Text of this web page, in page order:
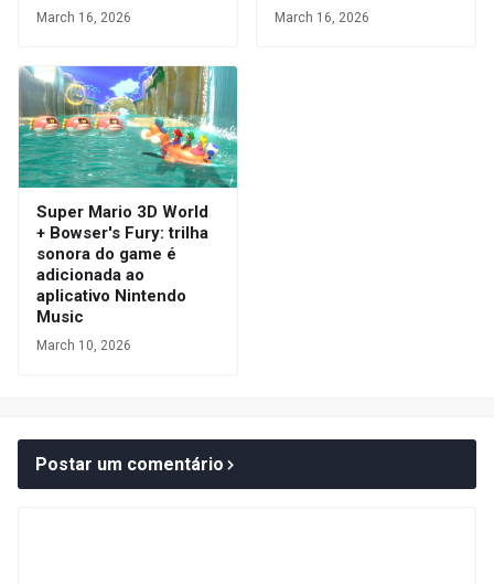
March 16, 2026 March 16, 2026
Super Mario 3D World
+ Bowser's Fury: trilha
sonora do game é
adicionada ao
aplicativo Nintendo
Music
March 10, 2026
Postar um comentário